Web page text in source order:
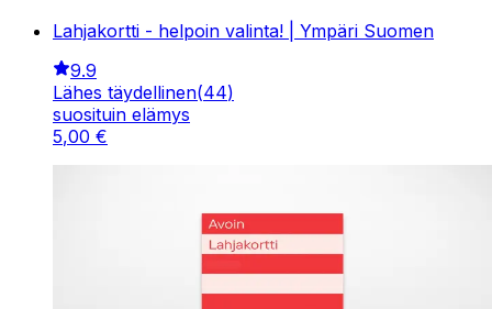
Lahjakortti - helpoin valinta! | Ympäri Suomen
9.9
Lähes täydellinen(44)
suosituin elämys
5,00 €